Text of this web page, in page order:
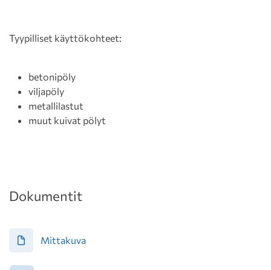
Tyypilliset käyttökohteet:
betonipöly
viljapöly
metallilastut
muut kuivat pölyt
Dokumentit
Mittakuva